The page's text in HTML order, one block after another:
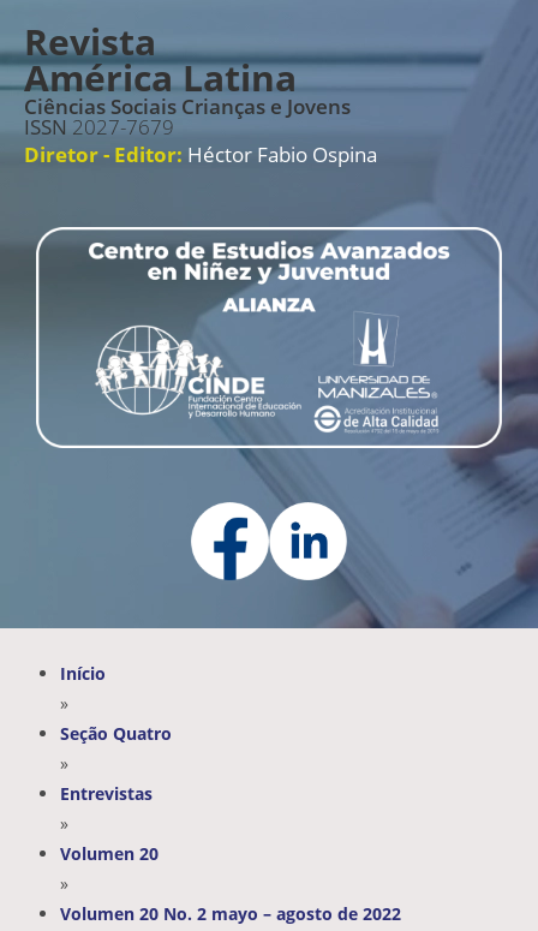
Revista
América Latina
Ciências Sociais Crianças e Jovens
ISSN 2027-7679
Diretor - Editor: Héctor Fabio Ospina
Início
»
Seção Quatro
»
Entrevistas
»
Volumen 20
»
Volumen 20 No. 2 mayo – agosto de 2022